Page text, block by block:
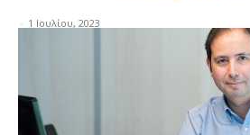
- 1 Ιουλίου, 2023